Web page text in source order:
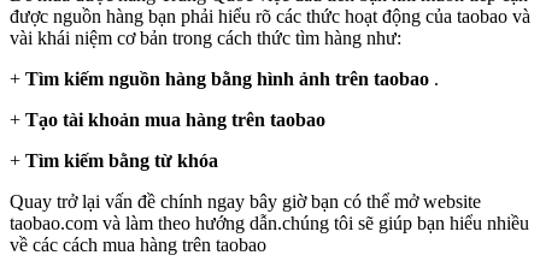
được nguồn hàng bạn phải hiểu rõ các thức hoạt động của taobao và
vài khái niệm cơ bản trong cách thức tìm hàng như:
+ Tìm kiếm nguồn hàng bằng hình ảnh trên taobao .
+ Tạo tài khoản mua hàng trên taobao
+ Tìm kiếm bằng từ khóa
Quay trở lại vấn đề chính ngay bây giờ bạn có thể mở website
taobao.com và làm theo hướng dẫn.chúng tôi sẽ giúp bạn hiểu nhiều
về các cách mua hàng trên taobao